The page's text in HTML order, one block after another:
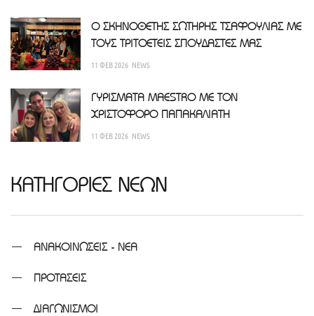
Ο ΣΚΗΝΟΘΕΤΗΣ ΣΩΤΗΡΗΣ ΤΣΑΦΟΥΛΙΑΣ ΜΕ
ΤΟΥΣ ΤΡΙΤΟΕΤΕΙΣ ΣΠΟΥΔΑΣΤΕΣ ΜΑΣ
11 ΦΕΒ 2026 NEWS
ΓΥΡΙΣΜΑΤΑ MAESTRO ΜΕ ΤΟΝ
ΧΡΙΣΤΟΦΟΡΟ ΠΑΠΑΚΑΛΙΑΤΗ
11 ΦΕΒ 2026 NEWS
ΚΑΤΗΓΟΡΙΕΣ ΝΕΩΝ
ΑΝΑΚΟΙΝΩΣΕΙΣ - ΝΕΑ
ΠΡΟΤΑΣΕΙΣ
ΔΙΑΓΩΝΙΣΜΟΙ